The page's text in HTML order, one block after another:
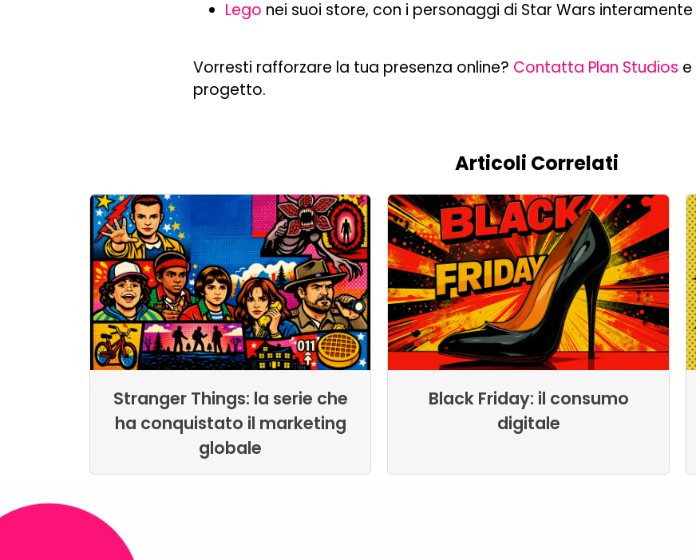
Lego nei suoi store, con i personaggi di Star Wars
Vorresti rafforzare la tua presenza online? Contatta Plan Studios
progetto.
Articoli Correlati
Stranger Things: la serie che
ha conquistato il marketing
globale
Black Friday: il consumo
digitale